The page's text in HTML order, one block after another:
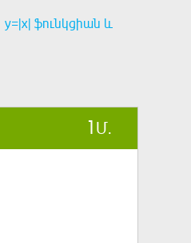
y=|x| ֆունկցիան և
1 Մ.